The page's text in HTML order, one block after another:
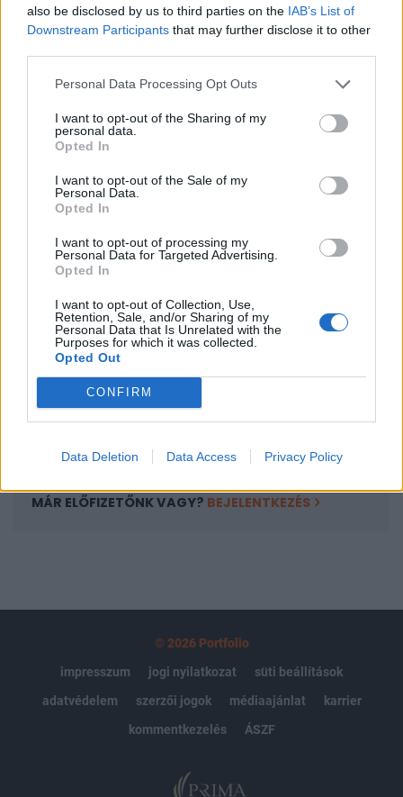
also be disclosed by us to third parties on the IAB’s List of
Downstream Participants that may further disclose it to other
Personal Data Processing Opt Outs
I want to opt-out of the Sharing of my
personal data.
Opted In
I want to opt-out of the Sale of my
Personal Data.
Opted In
I want to opt-out of processing my
Personal Data for Targeted Advertising.
Opted In
I want to opt-out of Collection, Use,
Retention, Sale, and/or Sharing of my
Personal Data that Is Unrelated with the
Purposes for which it was collected.
Opted Out
CONFIRM
Data Deletion Data Access Privacy Policy
Egy hétfői elemzésben Sven Jari Stehn azt írja, hogy az
keresletre vonatkozó korlátozott bizonyítékokra, az EKB
legutóbbi kommentárja a növekvő aggodalmakat
hangsúlyozta” – írta Stehn. A Goldman Sachs szerint a
jegybank emellett júniusban dönthet az eszközvásárlási...
KEDVES OLVASÓNK!
A keresett cikk a portfolio.hu hírarchívumához
tartozik, melynek olvasása előfizetéses
Az előfizetés a következőket tartalmazza:
Portfolio.hu teljes cikkarchívum
Kötéslisták: BÉT elmúlt 2 év napon belüli
kötéslistái
MÁR ELŐFIZETŐNK VAGY? BEJELENTKEZÉS
© 2026 Portfolio
impresszum
jogi nyilatkozat
süti beállítások
adatvédelem
szerzői jogok médiaajánlat
karrier
kommentkezelés
ÁSZF